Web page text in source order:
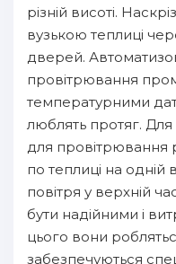
різній висоті.
вузькою теплиці
дверей.
провітрювання
температурними
люблять протяг.
для провітрювання
по теплиці на одній
повітря у верхній
бути надійними і
цього вони
забезпечуються